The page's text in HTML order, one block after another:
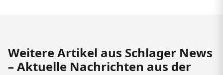
Weitere Artikel aus Schlager News
– Aktuelle Nachrichten aus der